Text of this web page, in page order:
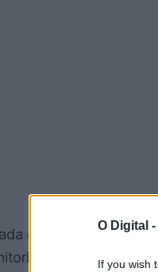
O Digital -
If you wish
de forma não
a evolução